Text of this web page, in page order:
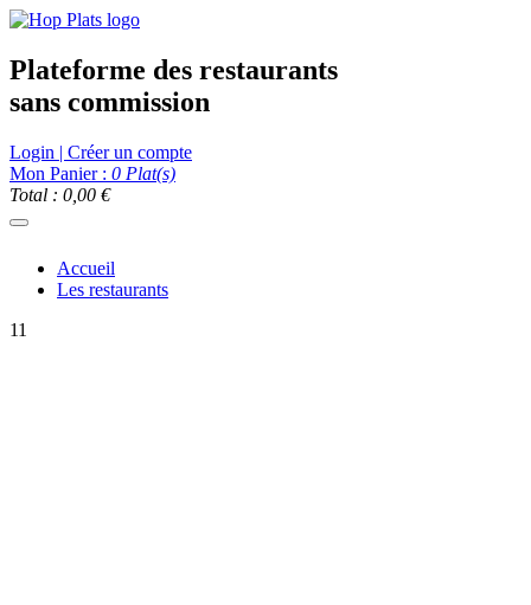
Plateforme des restaurants
sans commission
Login | Créer un compte
Mon Panier : 0 Plat(s)
Total : 0,00 €
Accueil
Les restaurants
11